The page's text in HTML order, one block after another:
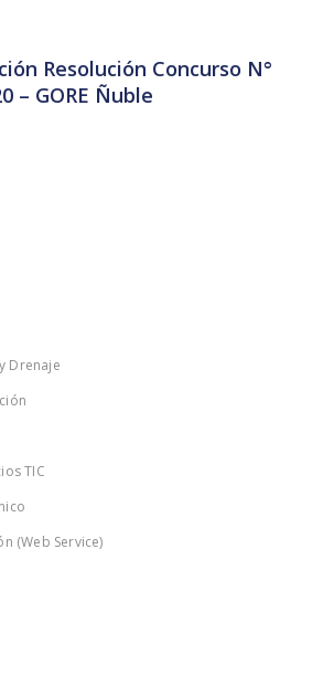
Resolución Concurso N°
– GORE Ñuble
Drenaje
TIC
(Web Service)